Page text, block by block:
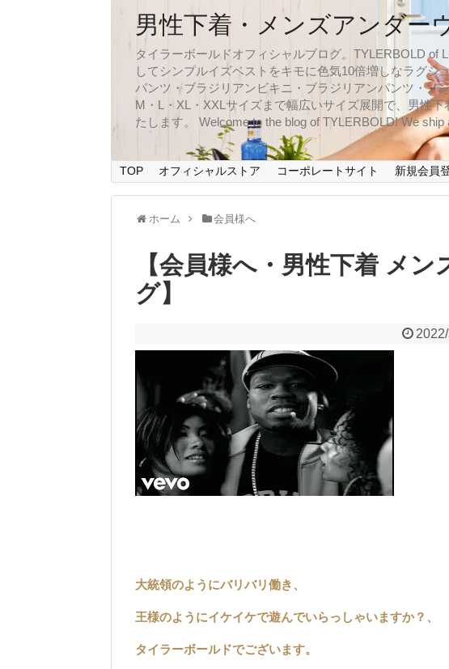
男性下着・メンズアンダー
タイラーボールドオフィシャルブログ。TYLERBOLD of
してシンプルイズベストをキモに色気10倍増しなラグ
パンツ・ブラジリアンビキニ・ブラジリアンパンツ・メ
M・L・XL・XXLサイズまで幅広いサイズ展開で、男性
たします。 Welcome to the blog of TYLERBOLD! We
TOP オフィシャルストア コーポレートサイト 新規会員
ホーム 会員様へ
【会員様へ・男性下着 メ
グ】
大統領のようにバリバリ働き、
王様のようにイケイケで遊んでいらっしゃいますか？、
タイラーボールドでございます。